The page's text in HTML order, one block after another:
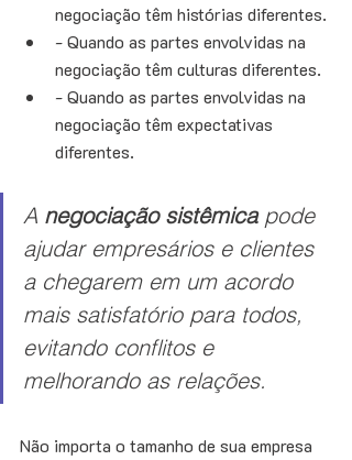
negociação têm histórias diferentes.
- Quando as partes envolvidas na
negociação têm culturas diferentes.
- Quando as partes envolvidas na
negociação têm expectativas
diferentes.
A negociação sistêmica pode
ajudar empresários e clientes
a chegarem em um acordo
mais satisfatório para todos,
evitando conflitos e
melhorando as relações.
Não importa o tamanho de sua empresa